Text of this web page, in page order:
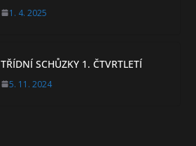
1. 4. 2025
TŘÍDNÍ SCHŮZKY 1. ČTVRTLETÍ
5. 11. 2024